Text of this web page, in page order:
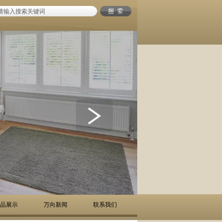
展示 万向新闻 联系我们